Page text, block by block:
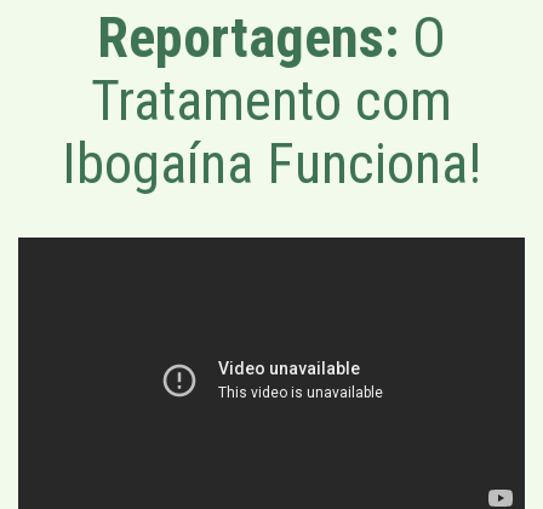
Reportagens: O
Tratamento com
Ibogaína Funciona!